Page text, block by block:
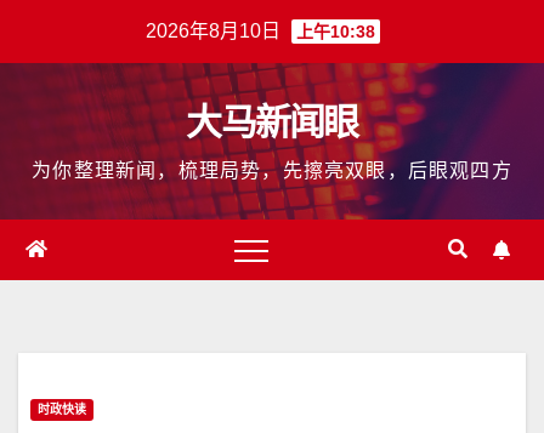
2026年8月10日 上午10:38
大马新闻眼
为你整理新闻，梳理局势，先擦亮双眼，后眼观四方
时政快读